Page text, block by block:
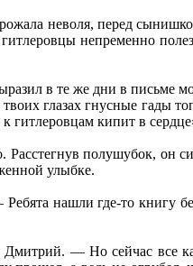
неволя, перед
непременно
в те же дни в письме
глазах гнусные гады
гитлеровцам кипит в
полушубок, он
улыбке.
нашли где-то книгу
— Но сейчас все